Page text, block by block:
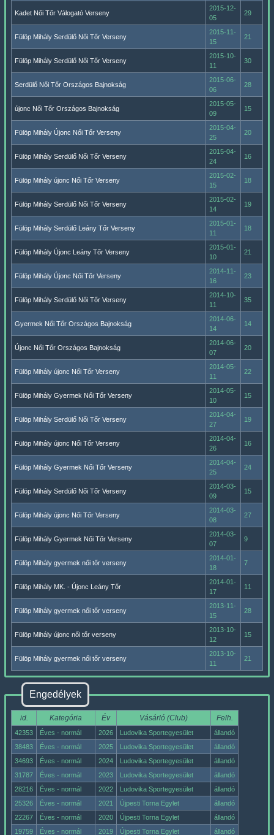
Kadet Női Tőr Válogató Verseny
2015-12-
05
29
Fülöp Mihály Serdülő Női Tőr Verseny
2015-11-
15
21
Fülöp Mihály Serdülő Női Tőr Verseny
2015-10-
11
30
Serdülő Női Tőr Országos Bajnokság
2015-06-
06
28
újonc Női Tőr Országos Bajnokság
2015-05-
09
15
Fülöp Mihály Újonc Női Tőr Verseny
2015-04-
25
20
Fülöp Mihály Serdülő Női Tőr Verseny
2015-04-
24
16
Fülöp Mihály újonc Női Tőr Verseny
2015-02-
15
18
Fülöp Mihály Serdülő Női Tőr Verseny
2015-02-
14
19
Fülöp Mihály Serdülő Leány Tőr Verseny
2015-01-
11
18
Fülöp Mihály Újonc Leány Tőr Verseny
2015-01-
10
21
Fülöp Mihály Újonc Női Tőr Verseny
2014-11-
16
23
Fülöp Mihály Serdülő Női Tőr Verseny
2014-10-
11
35
Gyermek Női Tőr Országos Bajnokság
2014-06-
14
14
Újonc Női Tőr Országos Bajnokság
2014-06-
07
20
Fülöp Mihály újonc Női Tőr Verseny
2014-05-
11
22
Fülöp Mihály Gyermek Női Tőr Verseny
2014-05-
10
15
Fülöp Mihály Serdülő Női Tőr Verseny
2014-04-
27
19
Fülöp Mihály újonc Női Tőr Verseny
2014-04-
26
16
Fülöp Mihály Gyermek Női Tőr Verseny
2014-04-
25
24
Fülöp Mihály Serdülő Női Tőr Verseny
2014-03-
09
15
Fülöp Mihály újonc Női Tőr Verseny
2014-03-
08
27
Fülöp Mihály Gyermek Női Tőr Verseny
2014-03-
07
9
Fülöp Mihály gyermek női tőr verseny
2014-01-
18
7
Fülöp Mihály MK. - Újonc Leány Tőr
2014-01-
17
11
Fülöp Mihály gyermek női tőr verseny
2013-11-
15
28
Fülöp Mihály újonc női tőr verseny
2013-10-
12
15
Fülöp Mihály gyermek női tőr verseny
2013-10-
11
21
Engedélyek
id. Kategória Év Vásárló (Club) Felh.
42353 Éves - normál 2026 Ludovika Sportegyesület
állandó
38483
Éves - normál 2025 Ludovika Sportegyesület
állandó
34693
Éves - normál 2024 Ludovika Sportegyesület
állandó
31787
Éves - normál 2023 Ludovika Sportegyesület
állandó
28216
Éves - normál 2022 Ludovika Sportegyesület
állandó
25326
Éves - normál 2021 Újpesti Torna Egylet
állandó
22267
Éves - normál 2020 Újpesti Torna Egylet
állandó
19759
Éves - normál 2019 Újpesti Torna Egylet állandó